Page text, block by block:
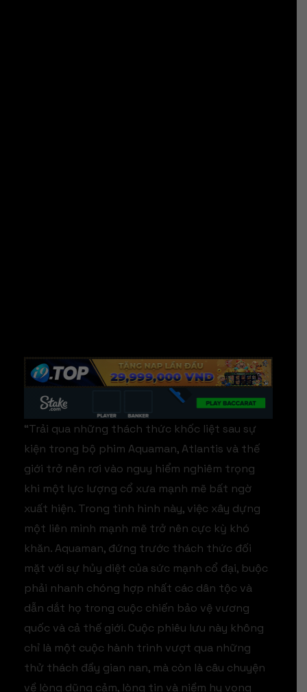
“Trải qua những thách thức khốc liệt sau sự
kiện trong bộ phim Aquaman, Atlantis và thế
giới trở nên rơi vào nguy hiểm nghiêm trọng
khi một lực lượng cổ xưa mạnh mẽ bất ngờ
xuất hiện. Trong tình hình này, việc xây dựng
một liên minh mạnh mẽ trở nên cực kỳ khó
khăn. Aquaman, đứng trước thách thức đối
mặt với sự hủy diệt của sức mạnh cổ đại, buộc
phải nhanh chóng hợp nhất các dân tộc và
dẫn dắt họ trong cuộc chiến bảo vệ vương
quốc và cả thế giới. Cuộc phiêu lưu này không
chỉ là một cuộc hành trình vượt qua những
thử thách đầy gian nan, mà còn là câu chuyện
về lòng dũng cảm, lòng tin và niềm hy vọng